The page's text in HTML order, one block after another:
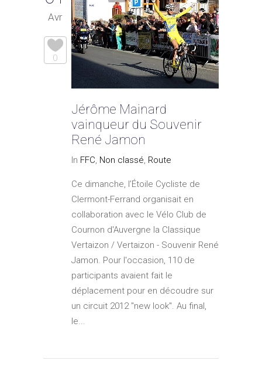
Avr
0
Jérôme Mainard
vainqueur du Souvenir
René Jamon
In FFC, Non classé, Route
Ce dimanche, l’Étoile Cycliste de
Clermont-Ferrand organisait en
collaboration avec le Vélo Club de
Cournon d'Auvergne la Classique
Vertaizon / Vertaizon - Souvenir René
Jamon. Pour l'occasion, 110 de
participants avaient fait le
déplacement pour en découdre sur
un circuit 2012 "new look". Au final,
le...